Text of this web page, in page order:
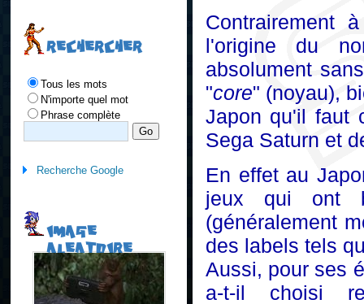
Contrairement
l'origine du
absolument
"core" (noyau),
Japon qu'il faut
Sega Saturn et
En effet au
jeux qui ont
(généralement
des labels tels
Aussi, pour ses
a-t-il choisi
RECHERCHER
Tous les mots
N'importe quel mot
Phrase complète
Recherche Google
IMAGE
ALEATOIRE